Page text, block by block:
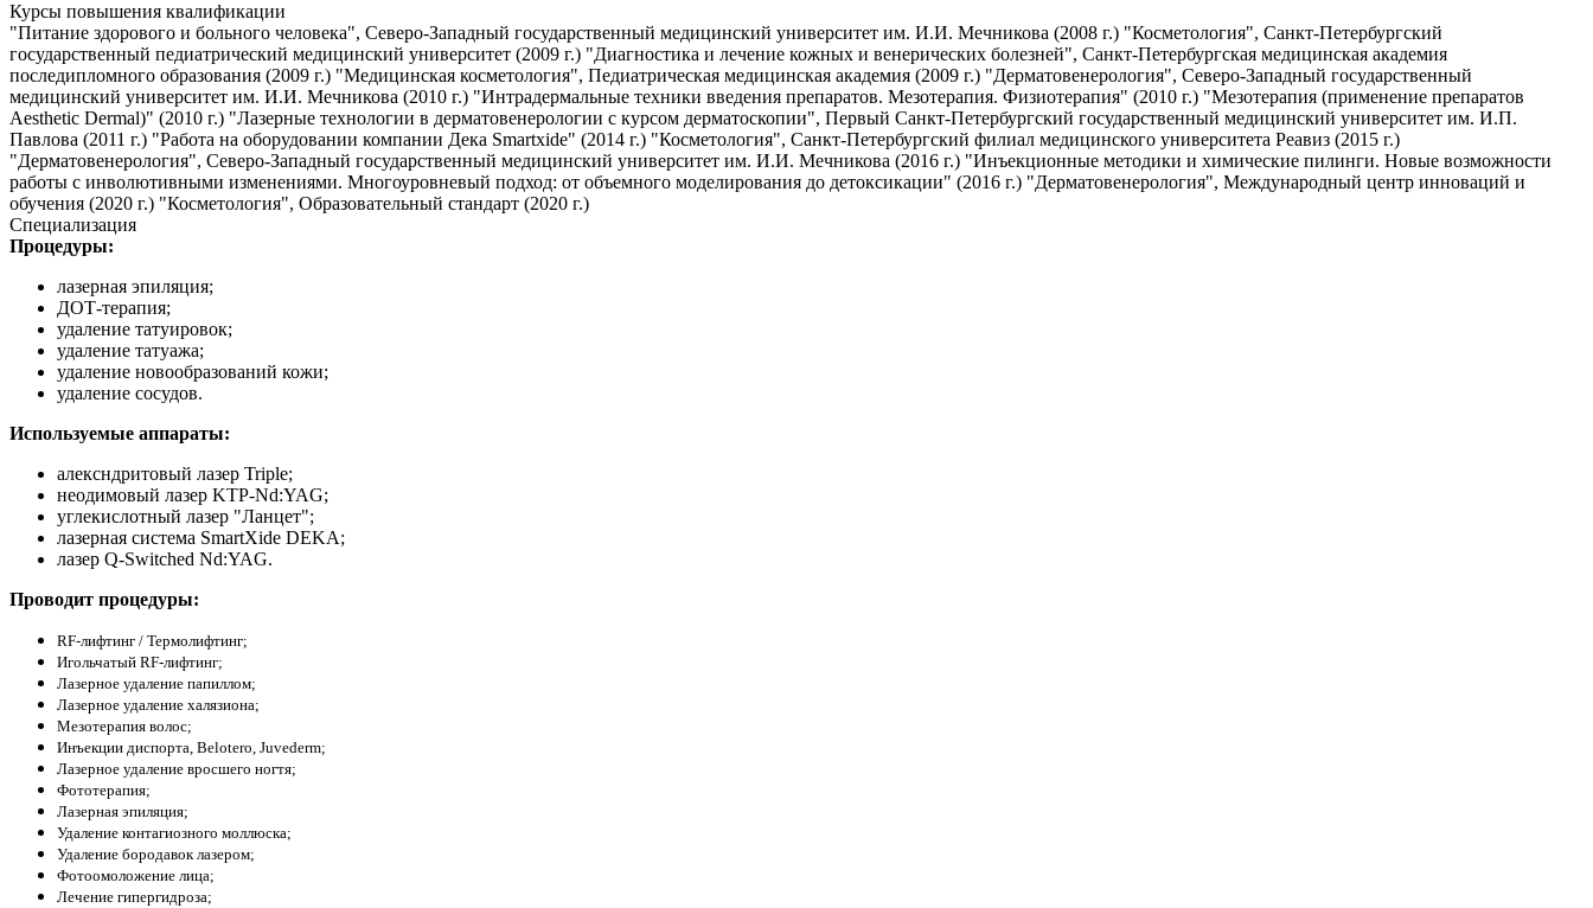
Курсы повышения квалификации
"Питание здорового и больного человека", Северо-Западный государственный медицинский университет им. И.И. Мечникова (2008 г.) "Косметология", Санкт-Петербургский
государственный педиатрический медицинский университет (2009 г.) "Диагностика и лечение кожных и венерических болезней", Санкт-Петербургская медицинская академия
последипломного образования (2009 г.) "Медицинская косметология", Педиатрическая медицинская академия (2009 г.) "Дерматовенерология", Северо-Западный государственный
медицинский университет им. И.И. Мечникова (2010 г.) "Интрадермальные техники введения препаратов. Мезотерапия. Физиотерапия" (2010 г.) "Мезотерапия (применение препаратов
Aesthetic Dermal)" (2010 г.) "Лазерные технологии в дерматовенерологии с курсом дерматоскопии", Первый Санкт-Петербургский государственный медицинский университет им. И.П.
Павлова (2011 г.) "Работа на оборудовании компании Дека Smartxide" (2014 г.) "Косметология", Санкт-Петербургский филиал медицинского университета Реавиз (2015 г.)
"Дерматовенерология", Северо-Западный государственный медицинский университет им. И.И. Мечникова (2016 г.) "Инъекционные методики и химические пилинги. Новые возможности
работы с инволютивными изменениями. Многоуровневый подход: от объемного моделирования до детоксикации" (2016 г.) "Дерматовенерология", Международный центр инноваций и
обучения (2020 г.) "Косметология", Образовательный стандарт (2020 г.)
Специализация
Процедуры:
лазерная эпиляция;
ДОТ-терапия;
удаление татуировок;
удаление татуажа;
удаление новообразований кожи;
удаление сосудов.
Используемые аппараты:
алексндритовый лазер Triple;
неодимовый лазер KTP-Nd:YAG;
углекислотный лазер "Ланцет";
лазерная система SmartXide DEKA;
лазер Q-Switched Nd:YAG.
Проводит процедуры:
RF-лифтинг / Термолифтинг;
Игольчатый RF-лифтинг;
Лазерное удаление папиллом;
Лазерное удаление халязиона;
Мезотерапия волос;
Инъекции диспорта, Belotero, Juvederm;
Лазерное удаление вросшего ногтя;
Фототерапия;
Лазерная эпиляция;
Удаление контагиозного моллюска;
Удаление бородавок лазером;
Фотоомоложение лица;
Лечение гипергидроза;